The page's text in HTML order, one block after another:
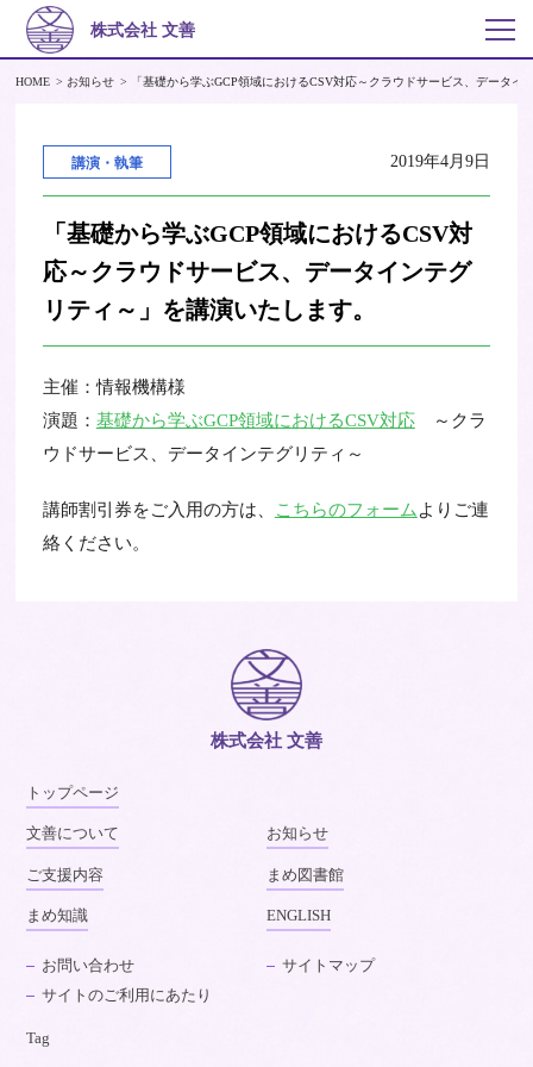
株式会社 文善
HOME お知らせ 「基礎から学ぶGCP領域におけるCSV対応～クラウドサービス、データ
講演・執筆 2019年4月9日
「基礎から学ぶGCP領域におけるCSV対
応～クラウドサービス、データインテグ
リティ～」を講演いたします。
主催：情報機構様
演題： 基礎から学ぶGCP領域におけるCSV対応～クラ
ウドサービス、データインテグリティ～
講師割引券をご入用の方は、 こちらのフォーム よりご連
絡ください。
株式会社 文善
トップページ
文善について お知らせ
ご支援内容 まめ図書館
まめ知識 ENGLISH
お問い合わせ
サイトマップ
サイトのご利用にあたり
Tag